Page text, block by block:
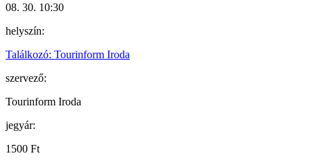
08. 30. 10:30
helyszín:
Találkozó: Tourinform Iroda
szervező:
Tourinform Iroda
jegyár:
1500 Ft